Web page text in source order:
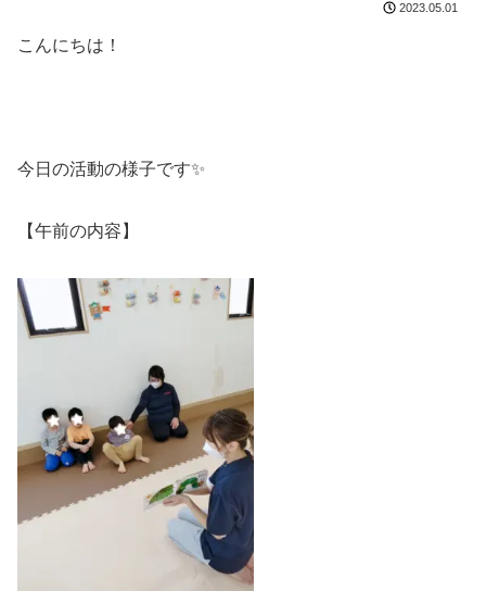
2023.05.01
こんにちは！
今日の活動の様子です✨
【午前の内容】